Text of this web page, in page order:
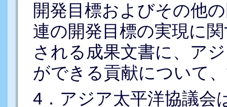
開発目標およびその他
連の開発目標の実現に
される成果文書に、ア
ができる貢献について
4．アジア太平洋協議会